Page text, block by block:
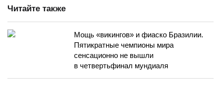
Читайте также
Мощь «викингов» и фиаско Бразилии.
Пятикратные чемпионы мира
сенсационно не вышли
в четвертьфинал мундиаля